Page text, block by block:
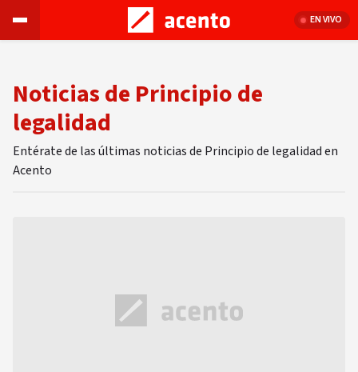
EN VIVO
Noticias de Principio de
legalidad
Entérate de las últimas noticias de Principio de legalidad en
Acento